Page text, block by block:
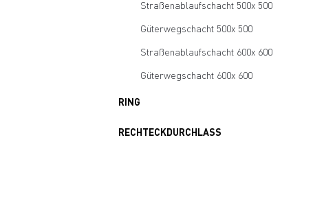
Straßenablaufschacht 500x 500
Güterwegschacht 500x 500
Straßenablaufschacht 600x 600
Güterwegschacht 600x 600
RING
RECHTECKDURCHLASS